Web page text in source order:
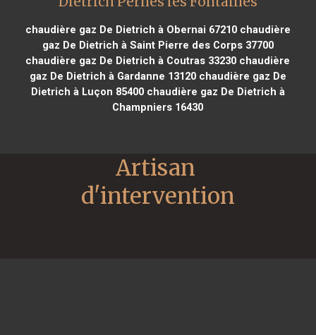
chaudière gaz De Dietrich à Obernai 67210chaudière
gaz De Dietrich à Saint Pierre des Corps 37700
chaudière gaz De Dietrich à Coutras 33230 chaudière
gaz De Dietrich à Gardanne 13120chaudière gaz De
Dietrich à Luçon 85400chaudière gaz De Dietrich à
Champniers 16430
Artisan
d'intervention